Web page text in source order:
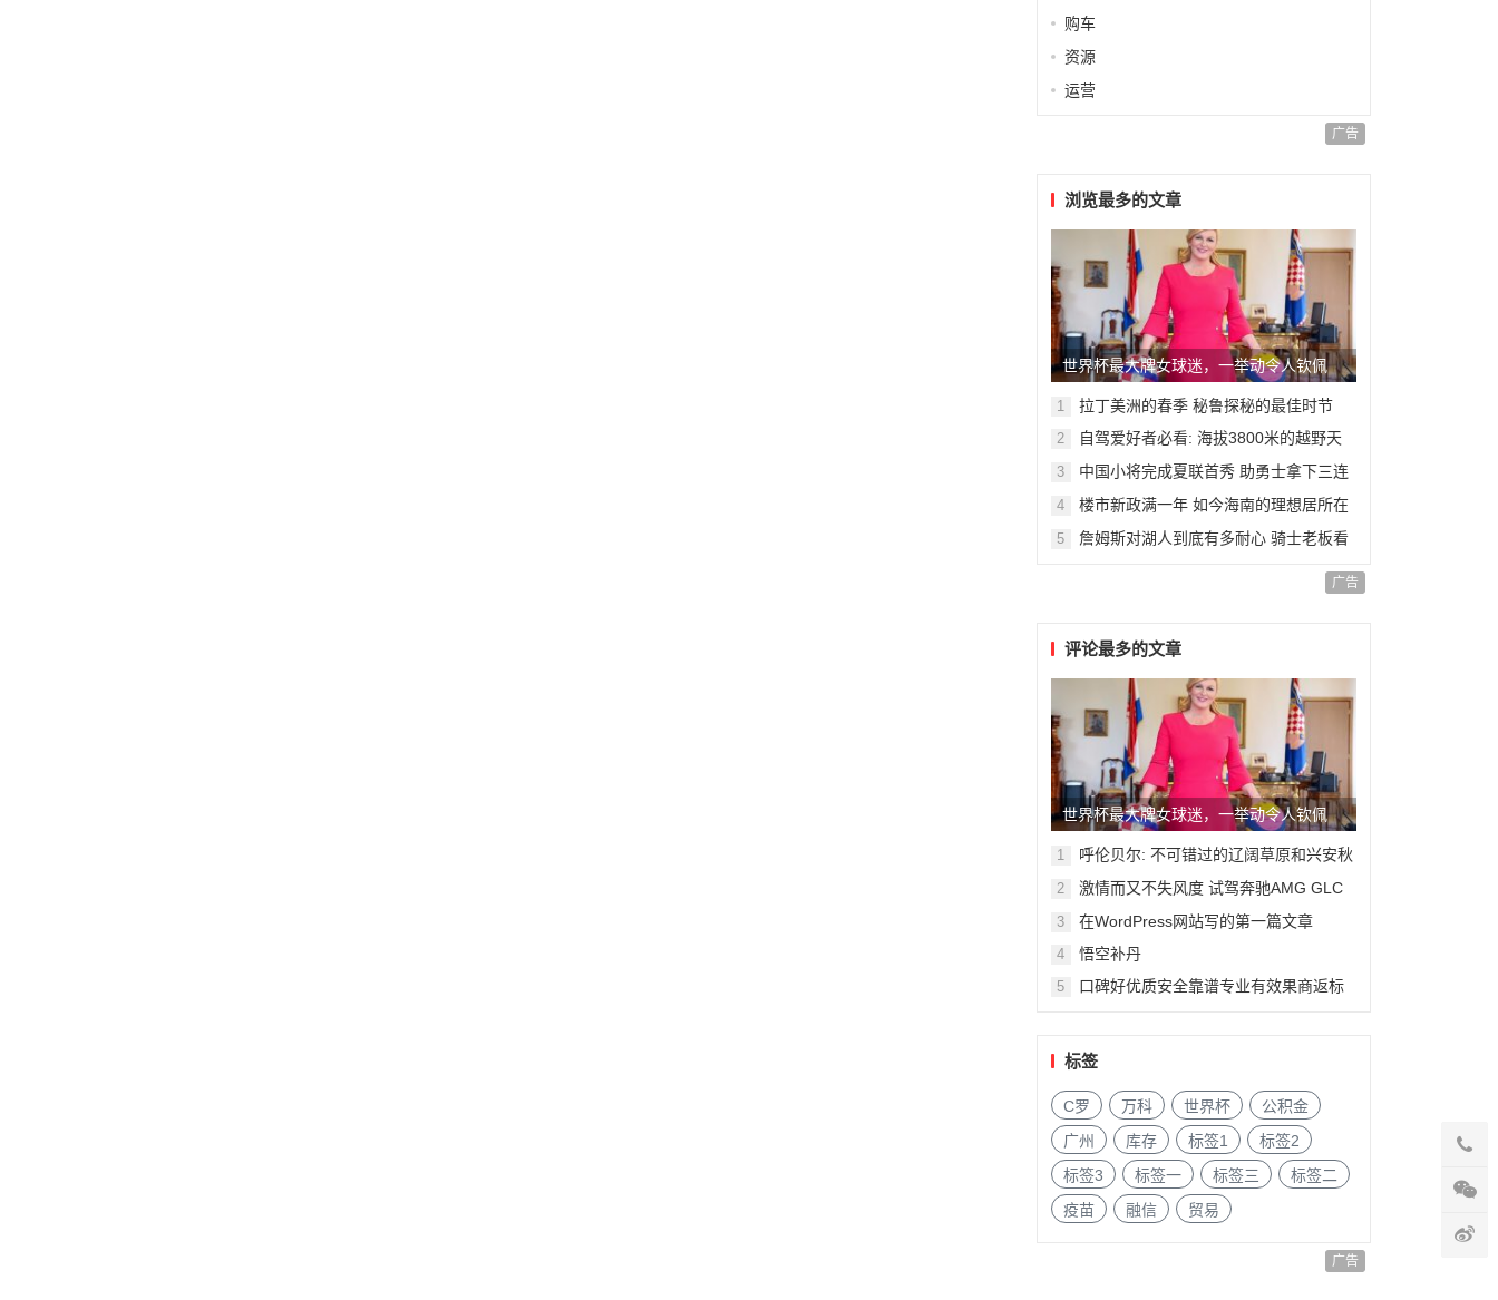
购车
资源
运营
广告
浏览最多的文章
世界杯最大牌女球迷，一举动令人钦佩
1 拉丁美洲的春季 秘鲁探秘的最佳时节
2
自驾爱好者必看: 海拔3800米的越野天
3
中国小将完成夏联首秀 助勇士拿下三连
4
楼市新政满一年 如今海南的理想居所在
5
詹姆斯对湖人到底有多耐心 骑士老板看
广告
评论最多的文章
世界杯最大牌女球迷，一举动令人钦佩
1
呼伦贝尔: 不可错过的辽阔草原和兴安秋
2
激情而又不失风度 试驾奔驰AMG GLC
3 在WordPress网站写的第一篇文章
4 悟空补丹
5
口碑好优质安全靠谱专业有效果商返标
标签
C罗 万科 世界杯
公积金
广州
库存 标签1
标签2
标签3
标签一 标签三
标签二
疫苗
融信 贸易
广告